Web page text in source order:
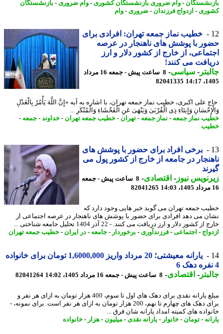
-وام ضروری بازنشستگان کشوری- وام ضروری - بازنشستگان
- ازدواج فرزندان - ضروری - وام
خطیب نماز جمعه تهران: افرادی برای
با پوشش های ناهنجار در عرصه
از خارج از کشور دلار و ارز
می کنند!
-سیاسی-
8 ساعت پیش - جمعه 16 مرداد
82041335
علی اکبری، خطیب نماز جمعه تهران، با اشاره به آیه «إِنَّ اللَّهَ یَأْمُرُ بِالْعَدْلِ
وَإِیتَاءِ ذِی الْقُرْبَیٰ وَیَنْهَیٰ عَنِ الْفَحْشَاءِ وَالْمُنْکَرِ ...
نماز جمعه-نماز جمعه-تهران- خطیب جمعه تهران- خداوند-جمعه-
برخی افراد برای حضور با پوشش های
در جامعه از خارج از کشور پول می
نیوز-اقتصادی- 8 ساعت پیش - جمعه
82041265
جمعه تهران می گوید خبر هایی وجود دارد که
می دهد افرادی برای حضور با پوشش های ناهنجار در عرصه اجتماعی از
کشور دلار و ارز دریافت می کنند. - 22 آذر 1404 تحلیل جامعه شناختی ...
-اجتماعی-فرزندآوری - برخوردار-جامعه-در ایران - خطیب جمعه تهران
یارانه معیشتی؛ 20 مرداد واریز 1,6000,000 تومان برای خانواده
-اقتصادی-8 ساعت پیش - جمعه 16 مرداد 1405، 14:02 82041264
مبلغ یارانه نقدی برای دهک های اول تا سوم، 400 هزار تومان به ازای هر نفر و
برای دهک های چهارم تا نهم، 200 هزار تومان به ازای هر نفر است. برای نمونه، -
های کمیته امداد یارانه شان فرق ...
- تومان-خانوار-یارانه نقدی-میلیون-هزار - خانواده